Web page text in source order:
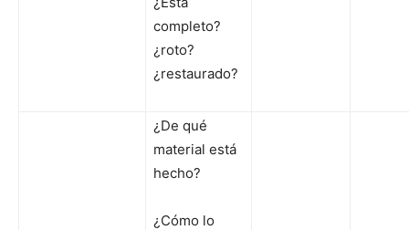
completo?
¿roto?
¿restaurado?
¿De qué
material está
hecho?
¿Cómo lo